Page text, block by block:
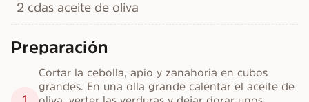
2 cdas aceite de oliva
Preparación
Cortar la cebolla, apio y zanahoria en cubos
grandes. En una olla grande calentar el aceite de
oliva, verter las verduras y dejar dorar unos